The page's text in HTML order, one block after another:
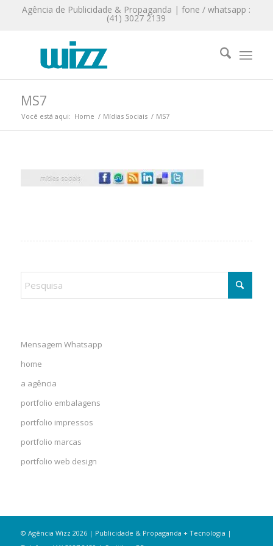
Agência de Publicidade & Propaganda | fone / whatsapp :
(41) 3027 2139
MS7
Você está aqui: Home / Mídias Sociais / MS7
Mensagem Whatsapp
home
a agência
portfolio embalagens
portfolio impressos
portfolio marcas
portfolio web design
© Agência Wizz 2026 | Publicidade & Propaganda + Tecnologia |